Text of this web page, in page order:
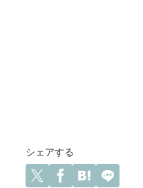
シェアする